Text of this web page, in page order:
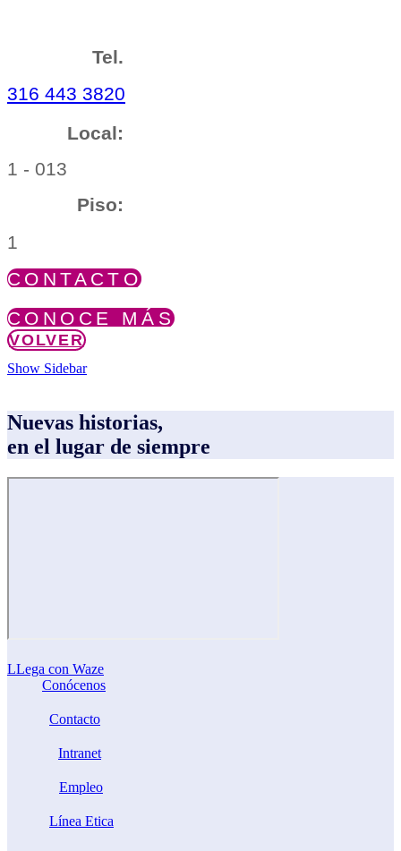
Tel.
316 443 3820
Local:
1 - 013
Piso:
1
CONTACTO
CONOCE MÁS
VOLVER
Show Sidebar
Nuevas historias,
en el lugar de siempre
LLega con Waze
Conócenos
Contacto
Intranet
Empleo
Línea Etica